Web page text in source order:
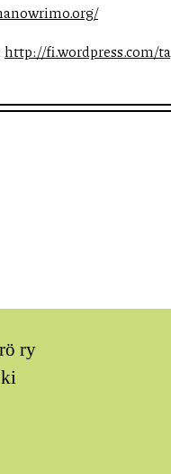
http://fi.wordpress.com/
ry